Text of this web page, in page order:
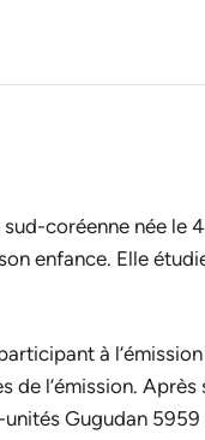
coréenne née
enfance. Elle
à
de l’émission.
Gugudan